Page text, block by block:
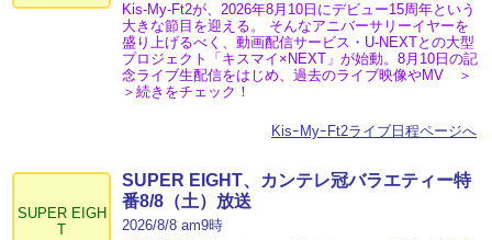
Kis-My-Ft2が、2026年8月10日にデビュー15周年という
大きな節目を迎える。 そんなアニバーサリーイヤーを
盛り上げるべく、動画配信サービス・U-NEXTとの大型
プロジェクト「キスマイ×NEXT」が始動。8月10日の記
念ライブ生配信をはじめ、過去のライブ映像やMV ＞
＞続きをチェック！
KisｰMyｰFt2ライブ日程ページへ
SUPER EIGH
T
SUPER EIGHT、カンテレ冠バラエティー特
番8/8（土）放送
2026/8/8 am9時